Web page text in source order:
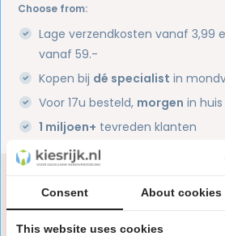
Choose from:
Lage verzendkosten vanaf 3,99
vanaf 59.-
Kopen bij dé specialist in
Voor 17u besteld, morgen in huis
1 miljoen+ tevreden klanten
Heb je een vraag over
Onze specialisten helpen je
in de chat of stuur een
Consent About cookies
This website uses cookies